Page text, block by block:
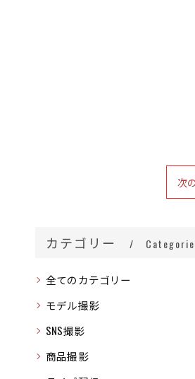
次
カテゴリー
全てのカテゴリー
モデル撮影
SNS撮影
商品撮影